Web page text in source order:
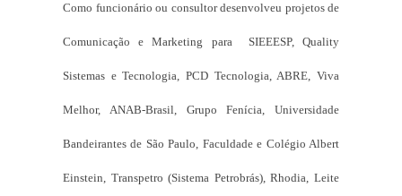
Como funcionário ou consultor desenvolveu projetos de
Comunicação e Marketing para SIEEESP, Quality
Sistemas e Tecnologia, PCD Tecnologia, ABRE, Viva
Melhor, ANAB-Brasil, Grupo Fenícia, Universidade
Bandeirantes de São Paulo, Faculdade e Colégio Albert
Einstein, Transpetro (Sistema Petrobrás), Rhodia, Leite